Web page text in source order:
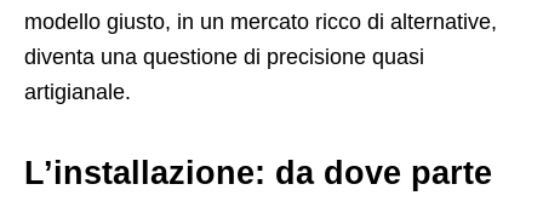
modello giusto, in un mercato ricco di alternative,
diventa una questione di precisione quasi
artigianale.
L’installazione: da dove parte